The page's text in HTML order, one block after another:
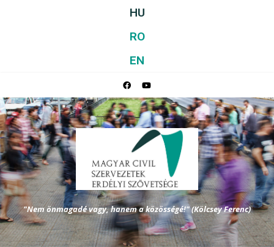
HU
RO
EN
"Nem önmagadé vagy, hanem a közösségé!" (Kölcsey Ferenc)